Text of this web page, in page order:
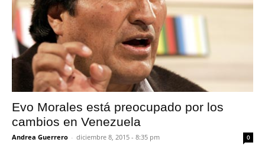
Evo Morales está preocupado por los
cambios en Venezuela
Andrea Guerrero - diciembre 8, 2015 - 8:35 pm 0